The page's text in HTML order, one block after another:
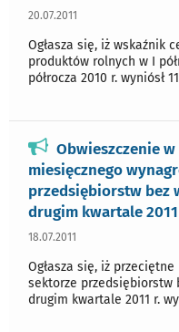
20.07.2011
Ogłasza się, iż wskaźnik
produktów rolnych w I
półrocza 2010 r. wyniósł
Obwieszczenie
miesięcznego
przedsiębiorstw bez
drugim kwartale
18.07.2011
Ogłasza się, iż
sektorze przedsiębiorstw
drugim kwartale 2011 r.